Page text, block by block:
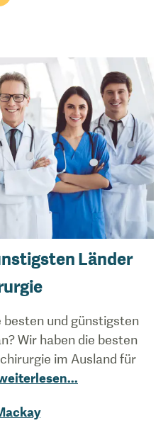
Länder
besten und günstigsten
Wir haben die besten
im Ausland für
...